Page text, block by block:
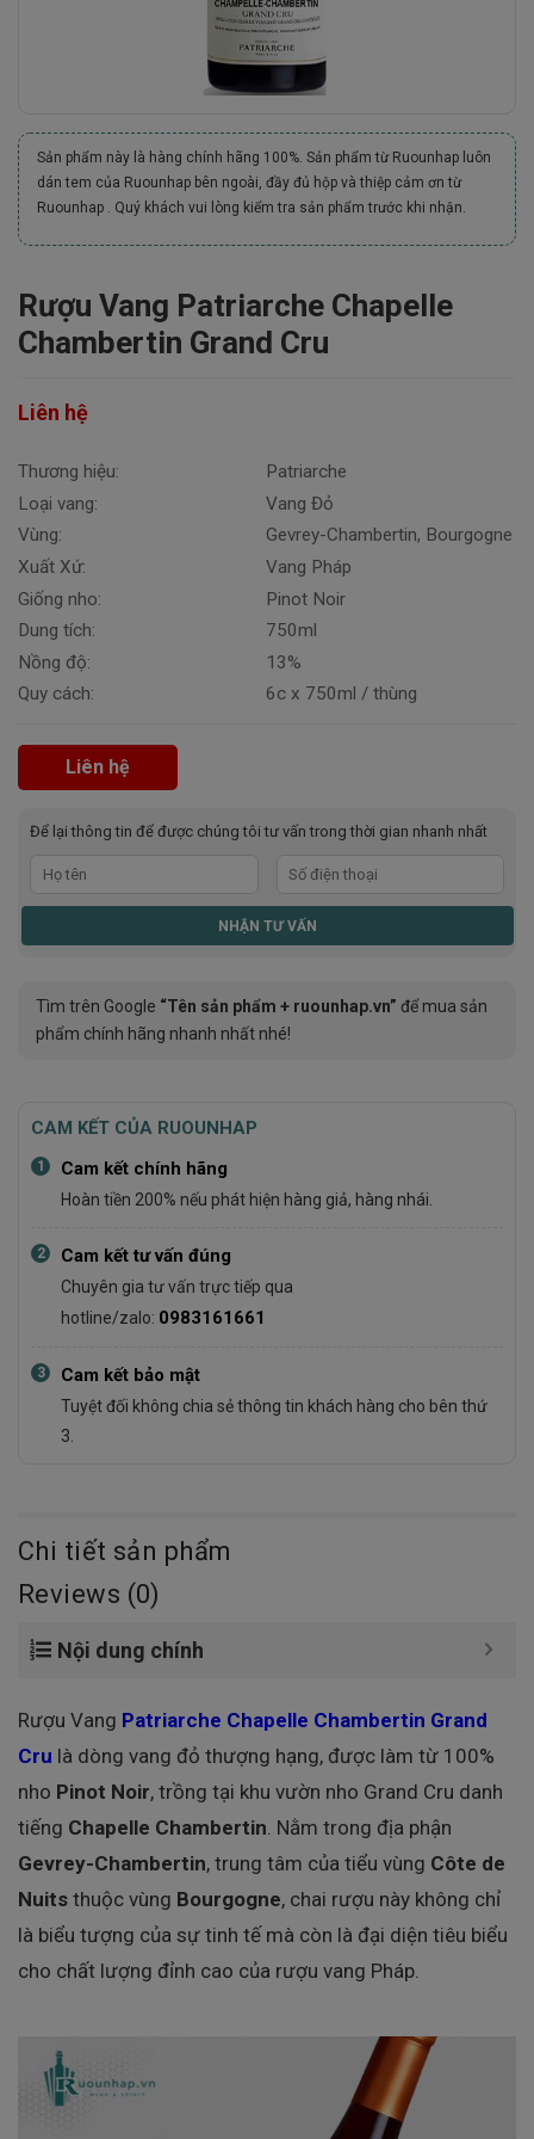
Sản phẩm này là hàng chính hãng 100%. Sản phẩm từ Ruounhap luôn
dán tem của Ruounhap bên ngoài, đầy đủ hộp và thiệp cảm ơn từ
Ruounhap . Quý khách vui lòng kiểm tra sản phẩm trước khi nhận.
Rượu Vang Patriarche Chapelle
Chambertin Grand Cru
Liên hệ
Thương hiệu:
Loại vang:
Vùng:
Xuất Xứ:
Giống nho:
Dung tích:
Nồng độ:
Quy cách:
Patriarche
Vang Đỏ
Gevrey-Chambertin, Bourgogne
Vang Pháp
Pinot Noir
750ml
13%
6c x 750ml / thùng
Liên hệ
Để lại thông tin để được chúng tôi tư vấn trong thời gian nhanh nhất
Tìm trên Google “Tên sản phẩm + ruounhap.vn” để mua sản
phẩm chính hãng nhanh nhất nhé!
CAM KẾT CỦA RUOUNHAP
1 Cam kết chính hãng
Hoàn tiền 200% nếu phát hiện hàng giả, hàng nhái.
2 Cam kết tư vấn đúng
Chuyên gia tư vấn trực tiếp qua
hotline/zalo: 0983161661
3 Cam kết bảo mật
Tuyệt đối không chia sẻ thông tin khách hàng cho bên thứ
3.
Chi tiết sản phẩm
Reviews (0)
Nội dung chính
Rượu Vang Patriarche Chapelle Chambertin Grand
Cru là dòng vang đỏ thượng hạng, được làm từ 100%
nho Pinot Noir, trồng tại khu vườn nho Grand Cru danh
tiếng Chapelle Chambertin. Nằm trong địa phận
Gevrey-Chambertin, trung tâm của tiểu vùng Côte de
Nuits thuộc vùng Bourgogne, chai rượu này không chỉ
là biểu tượng của sự tinh tế mà còn là đại diện tiêu biểu
cho chất lượng đỉnh cao của rượu vang Pháp.